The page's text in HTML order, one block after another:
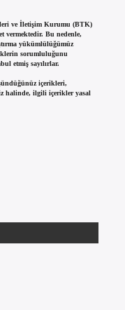
ve İletişim Kurumu (BTK)
vermektedir. Bu nedenle,
yükümlülüğümüz
sorumluluğunu
etmiş sayılırlar.
içerikleri,
halinde, ilgili içerikler yasal